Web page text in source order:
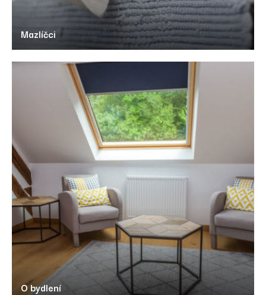
Mazlíčci
O bydlení